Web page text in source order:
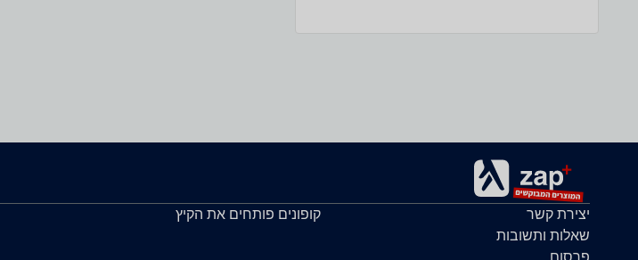
יצירת קשר
שאלות ותשובות
קופונים פותחים את הקיץ